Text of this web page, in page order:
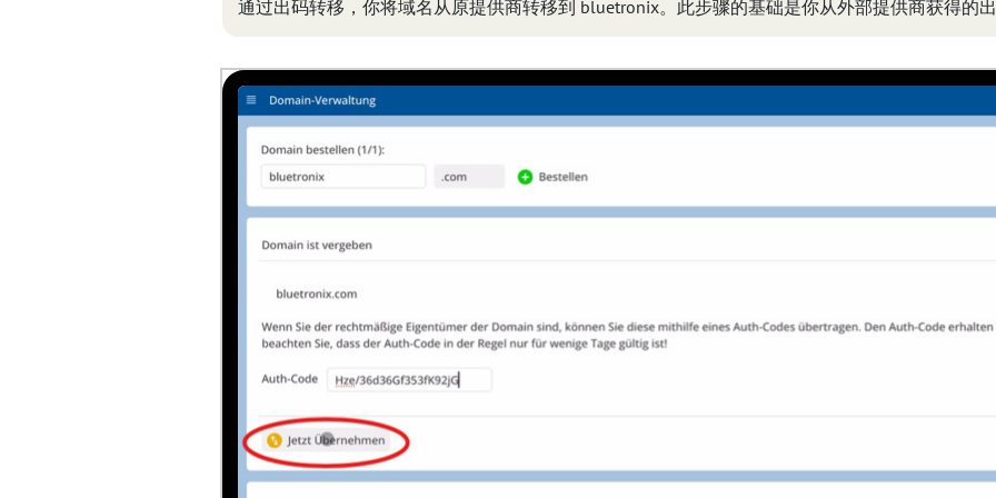
通过出码转移，你将域名从原提供商转移到 bluetronix。此步骤的基础是你从外部提供商获得的